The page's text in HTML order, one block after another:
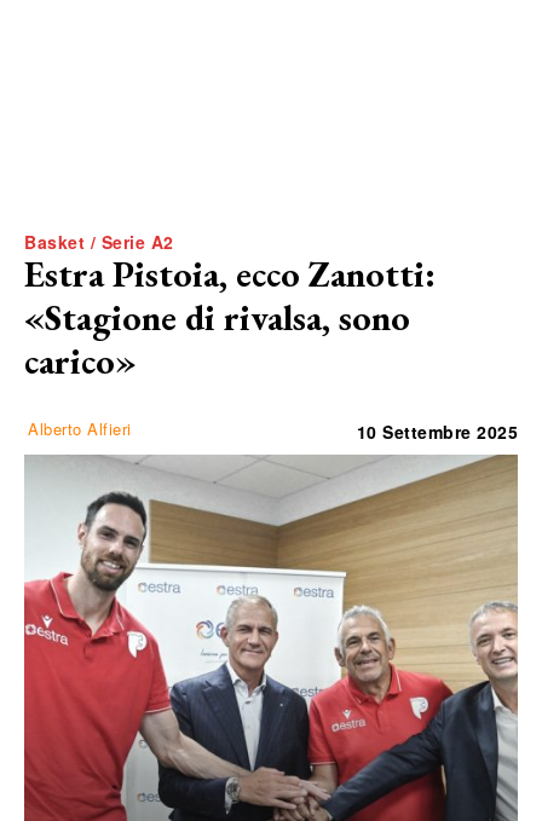
Basket / Serie A2
Estra Pistoia, ecco Zanotti:
«Stagione di rivalsa, sono
carico»
Alberto Alfieri 10 Settembre 2025